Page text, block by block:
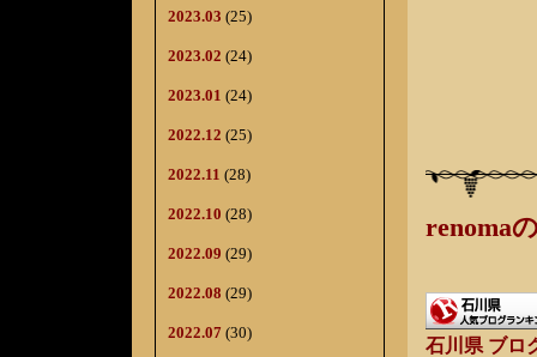
2023.03 (25)
2023.02 (24)
2023.01 (24)
2022.12 (25)
2022.11 (28)
2022.10 (28)
2022.09 (29)
2022.08 (29)
2022.07 (30)
renoma
石川県 ブロ